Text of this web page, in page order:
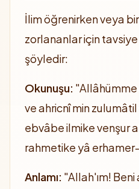
İlim öğrenirken veya
zorlananlar için
şöyledir:
Okunuşu: "Allâhümme
ve ahricnî min
ebvâbe ilmike venşur
rahmetike yâ
Anlamı: "Allah'ım! Beni